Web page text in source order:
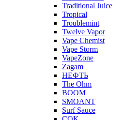
Traditional Juice
Tropical
Troublemint
Twelve Vapor
Vape Chemist
Vape Storm
VapeZone
Zagam
НЕФТЬ
The Ohm
BOOM
SMOANT
Surf Sauce